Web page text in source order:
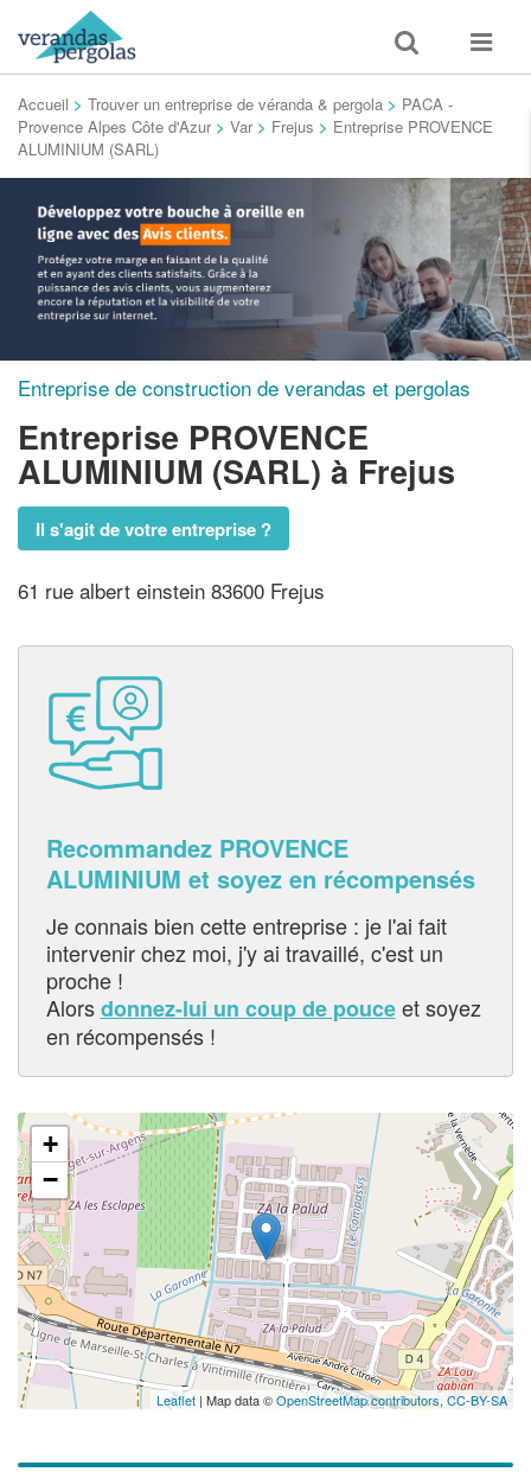
Toggle
search
Toggle
Accueil > Trouver un entreprise de véranda & pergola > PACA -
Provence Alpes Côte d'Azur > Var > Frejus > Entreprise PROVENCE
ALUMINIUM (SARL)
Entreprise de construction de verandas et pergolas
Entreprise PROVENCE
ALUMINIUM (SARL) à Frejus
Il s'agit de votre entreprise ?
61 rue albert einstein 83600 Frejus
Recommandez PROVENCE
ALUMINIUM et soyez en récompensés
Je connais bien cette entreprise : je l'ai fait
intervenir chez moi, j'y ai travaillé, c'est un
proche !
Alorsdonnez-lui un coup de pouceet soyez
en récompensés !
+
−
Leaflet | Map data ©OpenStreetMap contributors, CC-BY-SA